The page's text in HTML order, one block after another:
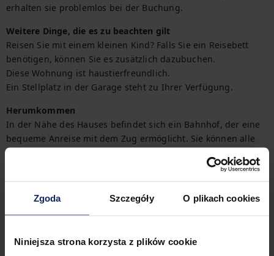
Zgoda Szczegóły O plikach cookies
Niniejsza strona korzysta z plików cookie
erhalten sie problemlos bei der Buchung.
Weitere Dinge, die es zu beachten gilt
Reisen Sie mit einem kleinen Kind? Falls Sie ein Reisebett
benötigen, können Sie es zusätzlich dazubuchen.
Diese Wohnung ist haustierfreundlich.
Ein Stellplatz in der Garage steht zu Ihrer Verfügung.
Herumkommen
In der Nähe des Hauses befindet sich ein Bahnhof, der eine
bequeme Anreise mit dem Zug ermöglicht. Sie können alle
Transportmöglichkeiten auf der Karte finden.
Check-in:
16:00
Check-out: